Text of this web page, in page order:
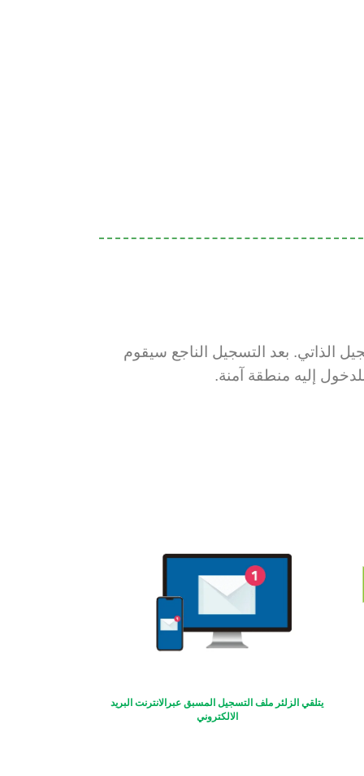
الذاتي. بعد التسجيل الناجع سيقوم
يتلقي الزلئر ملف التسجيل المسبق عبرالانترنت البريد
الالكتروني